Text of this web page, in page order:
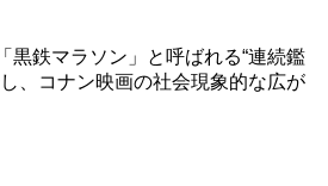
黒鉄マラソン」と呼ばれる“連続鑑
、コナン映画の社会現象的な広が